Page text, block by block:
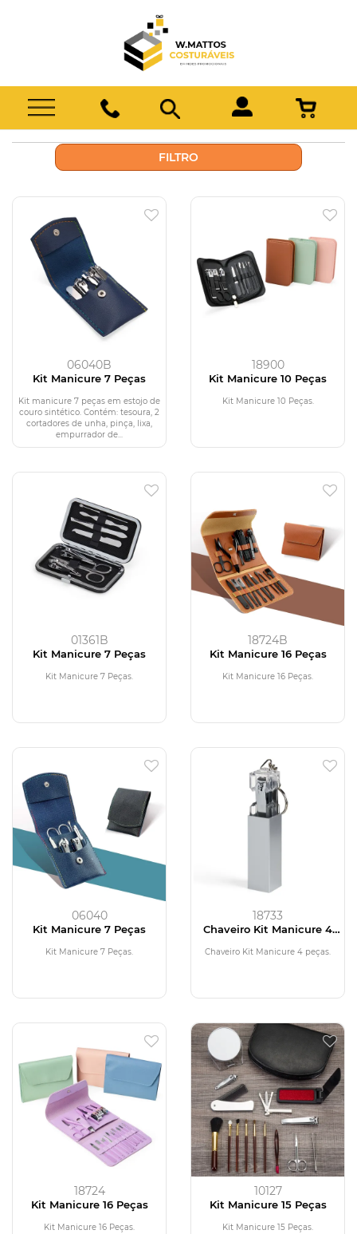
FILTRO
06040B
Kit Manicure 7 Peças
Kit manicure 7 peças em estojo de
couro sintético. Contém: tesoura, 2
cortadores de unha, pinça, lixa,
empurrador de...
18900
Kit Manicure 10 Peças
Kit Manicure 10 Peças.
01361B
Kit Manicure 7 Peças
Kit Manicure 7 Peças.
18724B
Kit Manicure 16 Peças
Kit Manicure 16 Peças.
06040
Kit Manicure 7 Peças
Kit Manicure 7 Peças.
18733
Chaveiro Kit Manicure 4
Chaveiro Kit Manicure 4 peças.
18724
Kit Manicure 16 Peças
Kit Manicure 16 Peças.
10127
Kit Manicure 15 Peças
Kit Manicure 15 Peças.